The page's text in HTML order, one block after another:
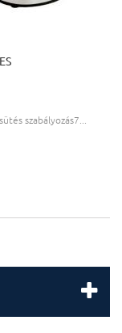
szabályozás7...